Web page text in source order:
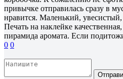
привычке отправилась сразу в
нравится. Маленький,
Печать на наклейке
пирамида аромата. Если
0 0